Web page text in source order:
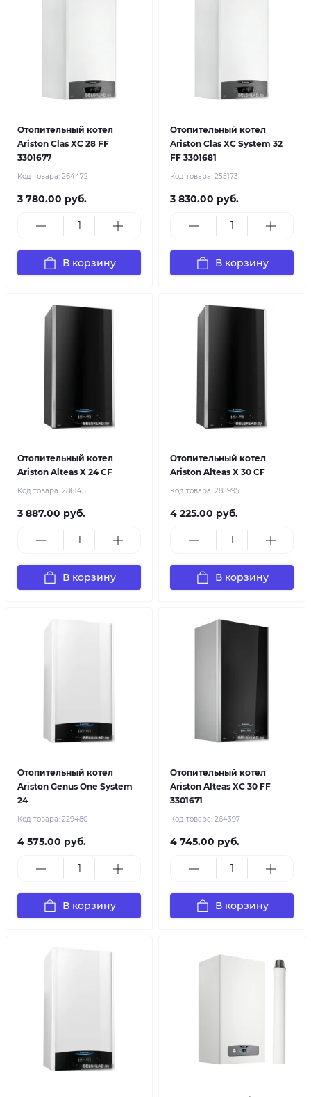
Отопительный котел
Ariston Clas XC 28 FF
3301677
Код товара: 264472
3 780.00 руб.
В корзину
Отопительный котел
Ariston Clas XC System 32
FF 3301681
Код товара: 255173
3 830.00 руб.
В корзину
Отопительный котел
Ariston Alteas X 24 СF
Код товара: 286145
3 887.00 руб.
В корзину
Отопительный котел
Ariston Alteas X 30 СF
Код товара: 285995
4 225.00 руб.
В корзину
Отопительный котел
Ariston Genus One System
24
Код товара: 229480
4 575.00 руб.
В корзину
Отопительный котел
Ariston Alteas XC 30 FF
3301671
Код товара: 264397
4 745.00 руб.
В корзину